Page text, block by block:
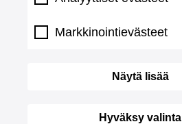
Markkinointievästeet
Näytä lisää
Hyväksy valinta